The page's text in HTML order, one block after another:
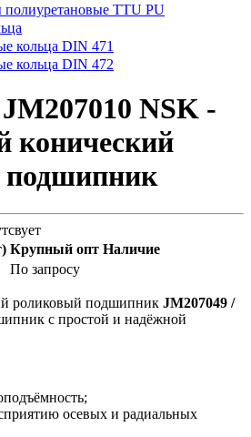
TTU PU
кольца DIN 471
кольца DIN 472
NSK -
конический
Крупный опт Наличие
По запросу
роликовый подшипник JM207049 /
с простой и надёжной
осевых и радиальных